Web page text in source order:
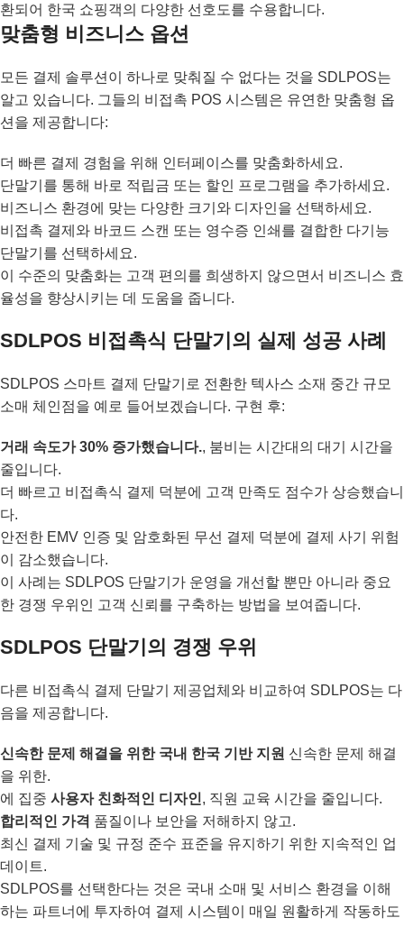
환되어 한국 쇼핑객의 다양한 선호도를 수용합니다.
맞춤형 비즈니스 옵션
모든 결제 솔루션이 하나로 맞춰질 수 없다는 것을 SDLPOS는
알고 있습니다. 그들의 비접촉 POS 시스템은 유연한 맞춤형 옵
션을 제공합니다:
더 빠른 결제 경험을 위해 인터페이스를 맞춤화하세요.
단말기를 통해 바로 적립금 또는 할인 프로그램을 추가하세요.
비즈니스 환경에 맞는 다양한 크기와 디자인을 선택하세요.
비접촉 결제와 바코드 스캔 또는 영수증 인쇄를 결합한 다기능
단말기를 선택하세요.
이 수준의 맞춤화는 고객 편의를 희생하지 않으면서 비즈니스 효
율성을 향상시키는 데 도움을 줍니다.
SDLPOS 비접촉식 단말기의 실제 성공 사례
SDLPOS 스마트 결제 단말기로 전환한 텍사스 소재 중간 규모
소매 체인점을 예로 들어보겠습니다. 구현 후:
거래 속도가 30% 증가했습니다., 붐비는 시간대의 대기 시간을
줄입니다.
더 빠르고 비접촉식 결제 덕분에 고객 만족도 점수가 상승했습니
다.
안전한 EMV 인증 및 암호화된 무선 결제 덕분에 결제 사기 위험
이 감소했습니다.
이 사례는 SDLPOS 단말기가 운영을 개선할 뿐만 아니라 중요
한 경쟁 우위인 고객 신뢰를 구축하는 방법을 보여줍니다.
SDLPOS 단말기의 경쟁 우위
다른 비접촉식 결제 단말기 제공업체와 비교하여 SDLPOS는 다
음을 제공합니다.
신속한 문제 해결을 위한 국내 한국 기반 지원 신속한 문제 해결
을 위한.
에 집중 사용자 친화적인 디자인, 직원 교육 시간을 줄입니다.
합리적인 가격 품질이나 보안을 저해하지 않고.
최신 결제 기술 및 규정 준수 표준을 유지하기 위한 지속적인 업
데이트.
SDLPOS를 선택한다는 것은 국내 소매 및 서비스 환경을 이해
하는 파트너에 투자하여 결제 시스템이 매일 원활하게 작동하도